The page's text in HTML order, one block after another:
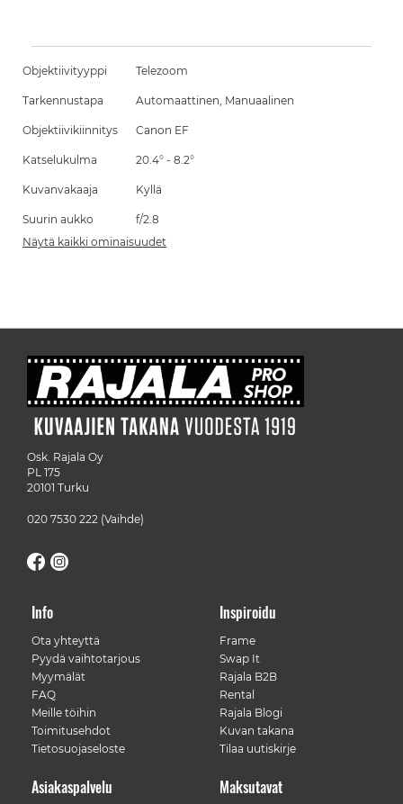
Objektiivityyppi Telezoom
Tarkennustapa Automaattinen, Manuaalinen
Objektiivikiinnitys Canon EF
Katselukulma 20.4° - 8.2°
Kuvanvakaaja Kyllä
Suurin aukko
f/2.8
Näytä kaikki ominaisuudet
Osk. Rajala Oy
PL 175
20101 Turku
020 7530 222 (Vaihde)
Info
Ota yhteyttä
Pyydä vaihtotarjous
Myymälät
FAQ
Meille töihin
Toimitusehdot
Tietosuojaseloste
Inspiroidu
Frame
Swap It
Rajala B2B
Rental
Rajala Blogi
Kuvan takana
Tilaa uutiskirje
Maksutavat
Asiakaspalvelu